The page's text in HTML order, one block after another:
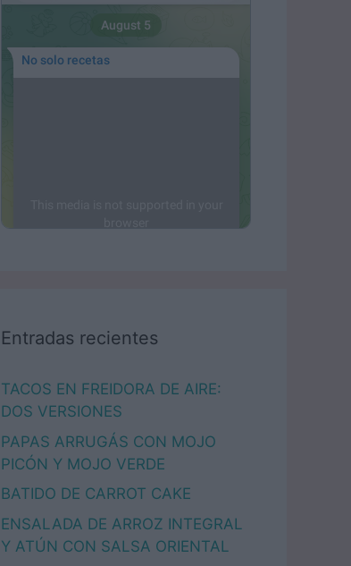
Entradas recientes
TACOS EN FREIDORA DE AIRE:
DOS VERSIONES
PAPAS ARRUGÁS CON MOJO
PICÓN Y MOJO VERDE
BATIDO DE CARROT CAKE
ENSALADA DE ARROZ INTEGRAL
Y ATÚN CON SALSA ORIENTAL